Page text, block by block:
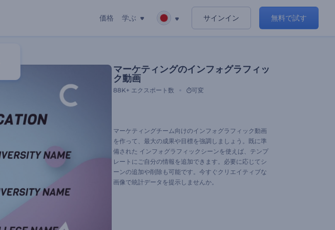
価格 学ぶ サインイン 無料で試す
マーケティングのインフォグラフィッ
ク動画
88K+ エクスポート数 可変
マーケティングチーム向けのインフォグラフィック動画
を作って、最大の成果や目標を強調しましょう。既に準
備された インフォグラフィックシーンを使えば、テンプ
レートにご自分の情報を追加できます。必要に応じてシ
ーンの追加や削除も可能です。今すぐクリエイティブな
画像で統計データを提示しませんか。